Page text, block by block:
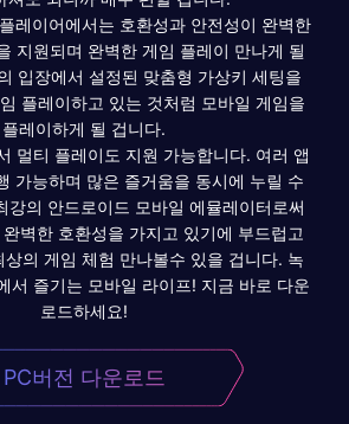
레이어에서는 호환성과 안전성이 완벽한
지원되며 완벽한 게임 플레이 만나게 될
입장에서 설정된 맞춤형 가상키 세팅을
플레이하고 있는 것처럼 모바일 게임을
플레이하게 될 겁니다.
멀티 플레이도 지원 가능합니다. 여러 앱
가능하며 많은 즐거움을 동시에 누릴 수
강의 안드로이드 모바일 에뮬레이터로써
벽한 호환성을 가지고 있기에 부드럽고
상의 게임 체험 만나볼수 있을 겁니다. 녹
서 즐기는 모바일 라이프! 지금 바로 다운
로드하세요!
PC버전 다운로드